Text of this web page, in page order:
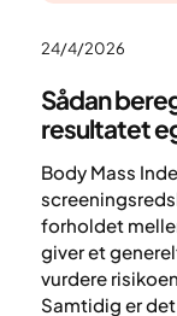
24/4/2026
Sådan
resultatet
Body Mass
forholdet
giver et
vurdere
Samtidig er